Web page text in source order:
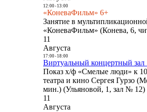
12:00- 13:00
«КоневаФильм» 6+
Занятие в
«КоневаФильм» (Конева, 6,
11
Августа
17:00- 18:00
Виртуальный концертный зал
Показ х/ф «Смелые люди» к
театра и кино Сергея Гурзо
мин.) (Ульяновой, 1, зал № 12)
11
Августа